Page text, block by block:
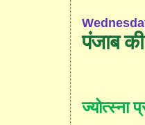
पंजाब की
ज्योत्स्ना